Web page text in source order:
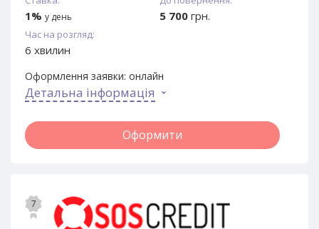
1% у день 5 700 грн.
Час на розгляд:
6 хвилин
Оформлення заявки: онлайн
Детальна інформація
Оформити
7